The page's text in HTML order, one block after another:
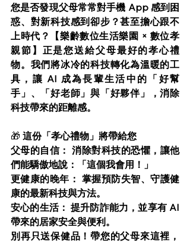
您是否發現父母常常對手機 App 感到困
惑、對新科技感到卻步？甚至擔心跟不
上時代？【樂齡數位生活樂園 × 數位孝
親節】正是您送給父母最好的孝心禮
物。我們將冰冷的科技轉化為溫暖的工
具，讓 AI 成為長輩生活中的「好幫
手」、「好老師」與「好夥伴」，消除
科技帶來的距離感。
🎁 這份「孝心禮物」將帶給您
父母的自信： 消除對科技的恐懼，讓他
們能驕傲地說：「這個我會用！」
更健康的晚年： 掌握預防失智、守護健
康的最新科技與方法。
安心的生活： 提升防詐能力，並享有 AI
帶來的居家安全與便利。
別再只送保健品！帶您的父母來這裡，